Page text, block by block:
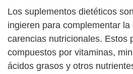
Los suplementos dietéticos
ingieren para complementar
carencias nutricionales. Estos
compuestos por vitaminas,
ácidos grasos y otros